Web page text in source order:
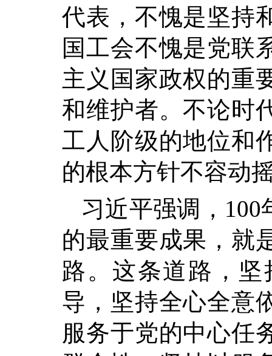
代表，不愧是坚持
国工会不愧是党联
主义国家政权的重
和维护者。不论时
工人阶级的地位和
的根本方针不容动
习近平强调，
的最重要成果，就
路。这条道路，
导，坚持全心全意
服务于党的中心任